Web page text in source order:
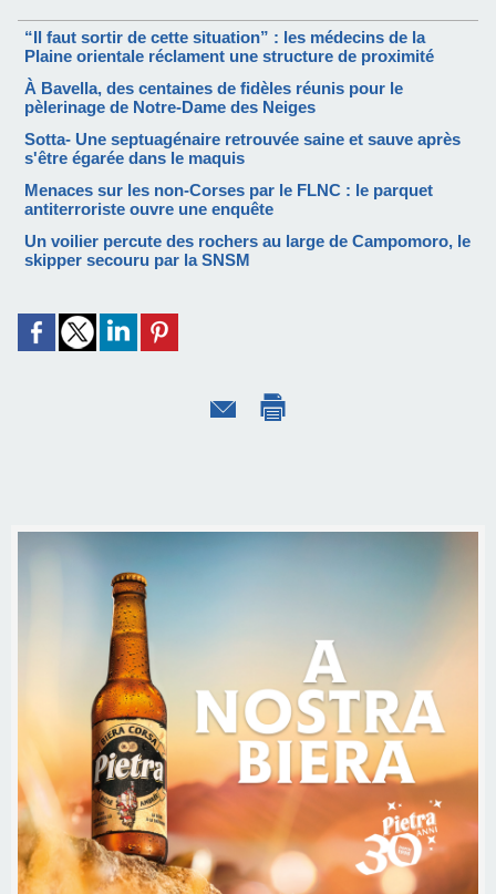
“Il faut sortir de cette situation” : les médecins de la
Plaine orientale réclament une structure de proximité
À Bavella, des centaines de fidèles réunis pour le
pèlerinage de Notre-Dame des Neiges
Sotta- Une septuagénaire retrouvée saine et sauve après
s'être égarée dans le maquis
Menaces sur les non-Corses par le FLNC : le parquet
antiterroriste ouvre une enquête
Un voilier percute des rochers au large de Campomoro, le
skipper secouru par la SNSM